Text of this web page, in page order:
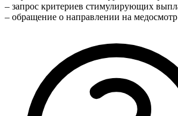
– запрос критериев стимулирующих
– обращение о направлении на медосмотр